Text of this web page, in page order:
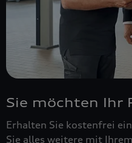
Sie möchten Ihr
Erhalten Sie kostenfrei
Sie alles weitere mit